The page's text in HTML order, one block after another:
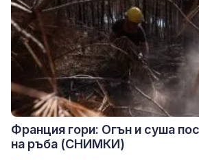
Франция гори: Огън и суша
на ръба (СНИМКИ)